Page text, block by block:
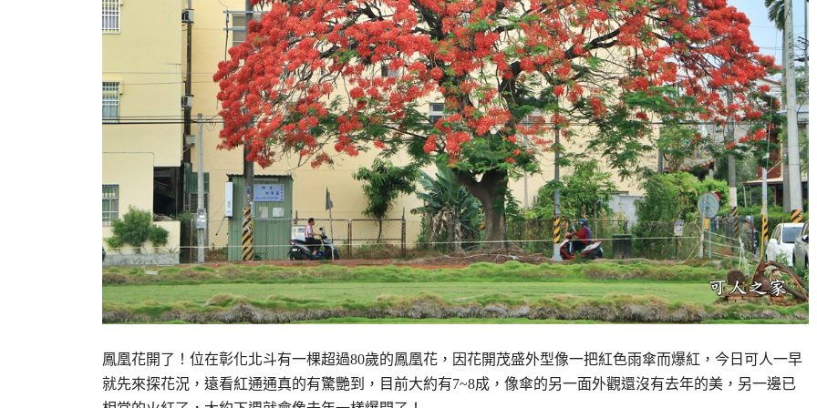
鳳凰花開了！位在彰化北斗有一棵超過80歲的鳳凰花，因花開茂盛外型像一把紅色雨傘而爆紅，今日可人一早
就先來探花況，遠看紅通通真的有驚艷到，目前大約有7~8成，像傘的另一面外觀還沒有去年的美，另一邊已